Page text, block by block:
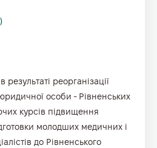
результаті реорганізації
особи - Рівненських
курсів підвищення
молодших медичних і
до Рівненського